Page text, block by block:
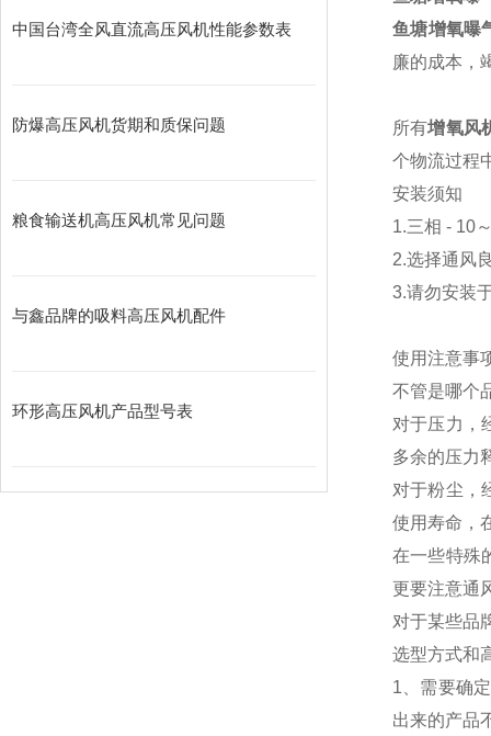
中国台湾全风直流高压风机性能参数表
防爆高压风机货期和质保问题
粮食输送机高压风机常见问题
与鑫品牌的吸料高压风机配件
环形高压风机产品型号表
鱼塘增氧曝
廉的成本，
所有增氧风
个物流过程
安
1.三相 - 10
2.选择通风
3.请勿安装
使用注意事
不管是哪个
对于压力，
多余的压力
对于粉尘，
使用寿命，
在一些特殊
更要注意通
对于某些品
选型方式和
1、需要确
出来的产品